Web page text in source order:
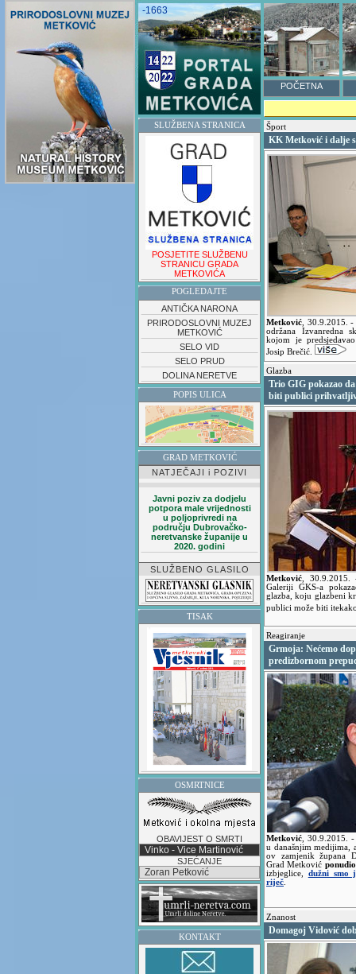
-1663
POČETNA
SLUŽBENA STRANICA
POSJETITE SLUŽBENU
STRANICU GRADA
METKOVIĆA
POGLEDAJTE
ANTIČKA NARONA
PRIRODOSLOVNI MUZEJ
METKOVIĆ
SELO VID
SELO PRUD
DOLINA NERETVE
POPIS ULICA
GRAD METKOVIĆ
NATJEČAJI i POZIVI
Javni poziv za dodjelu
potpora male vrijednosti
u poljoprivredi na
području Dubrovačko-
neretvanske županije u
2020. godini
SLUŽBENO GLASILO
TISAK
OSMRTNICE
OBAVIJEST O SMRTI
Vinko - Vice Martinović
SJEĆANJE
Zoran Petković
KONTAKT
Šport
KK Metković i dalje
Metković 30.9.2015.-
održana Izvanredna
kojom je
Josip Brečić.
Glazba
Trio GIG pokazao
biti publici
Metković 30.9.2015.
Galeriji GKS-a
glazba, koju glazbeni
publici može biti
Reagiranje
Grmoja: Nećemo
predizbornom
Metković 30.9.2015. -
u današnjim medijima,
ov zamjenik župana
Grad Metković ponudio
izbjeglice, dužni smo
riječ
Znanost
Domagoj Vidović